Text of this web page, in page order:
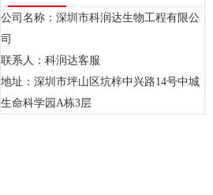
公司名称：深圳市科润达生物工程有限公
司
联系人：科润达客服
地址：深圳市坪山区坑梓中兴路14号中城
生命科学园A栋3层